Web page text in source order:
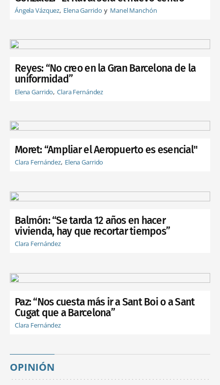
Ángela Vázquez Elena Garrido Manel Manchón
Reyes: “No creo en la Gran Barcelona de la
uniformidad”
Elena Garrido Clara Fernández
Moret: “Ampliar el Aeropuerto es esencial"
Clara Fernández Elena Garrido
Balmón: “Se tarda 12 años en hacer
vivienda, hay que recortar tiempos”
Clara Fernández
Paz: “Nos cuesta más ir a Sant Boi o a Sant
Cugat que a Barcelona”
Clara Fernández
OPINIÓN